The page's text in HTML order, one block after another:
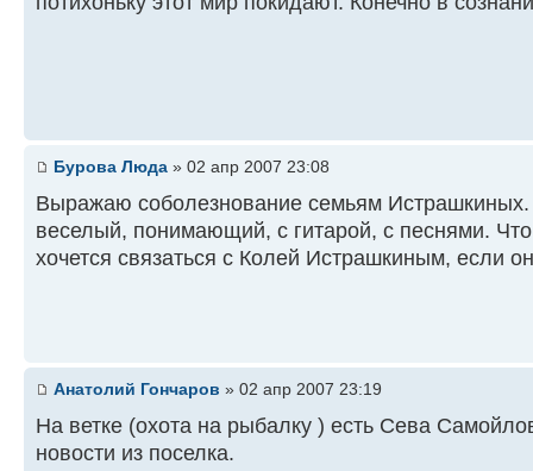
Бурова Люда » 02 апр 2007 23:08
Выражаю соболезнование семьям Истрашкиных.
веселый, понимающий, с гитарой, с песнями.
хочется связаться с Колей Истрашкиным, если
Анатолий Гончаров » 02 апр 2007 23:19
На ветке (охота на рыбалку ) есть Сева
новости из поселка.